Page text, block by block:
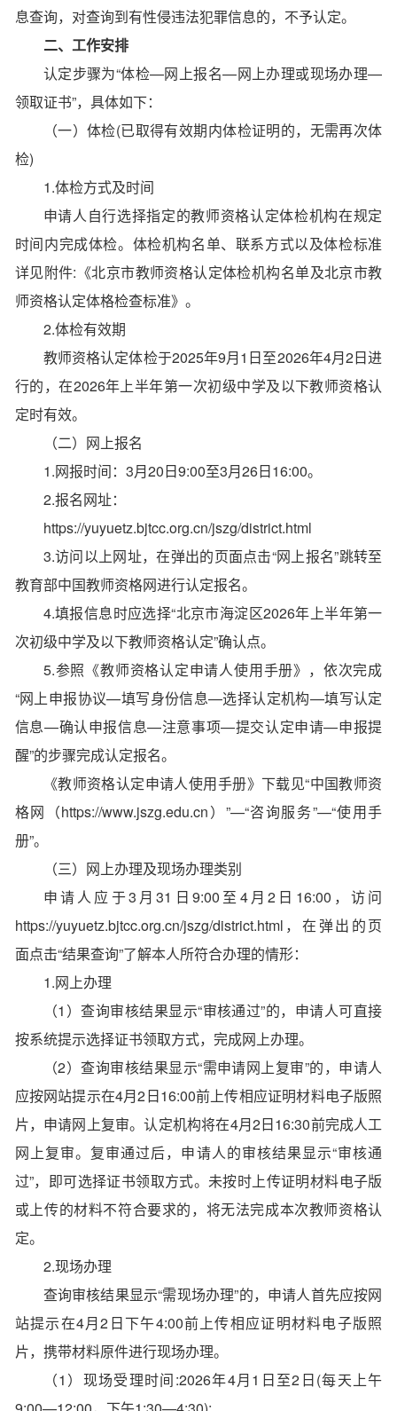
息查询，对查询到有性侵违法犯罪信息的，不予认定。
二、工作安排
认定步骤为“体检—网上报名—网上办理或现场办理—
领取证书”，具体如下：
（一）体检(已取得有效期内体检证明的，无需再次体
检)
1.体检方式及时间
申请人自行选择指定的教师资格认定体检机构在规定
时间内完成体检。体检机构名单、联系方式以及体检标准
详见附件:《北京市教师资格认定体检机构名单及北京市教
师资格认定体格检查标准》。
2.体检有效期
教师资格认定体检于2025年9月1日至2026年4月2日进
行的，在2026年上半年第一次初级中学及以下教师资格认
定时有效。
（二）网上报名
1.网报时间：3月20日9:00至3月26日16:00。
2.报名网址：
https://yuyuetz.bjtcc.org.cn/jszg/district.html
3.访问以上网址，在弹出的页面点击“网上报名”跳转至
教育部中国教师资格网进行认定报名。
4.填报信息时应选择“北京市海淀区2026年上半年第一
次初级中学及以下教师资格认定”确认点。
5.参照《教师资格认定申请人使用手册》，依次完成
“网上申报协议—填写身份信息—选择认定机构—填写认定
信息—确认申报信息—注意事项—提交认定申请—申报提
醒”的步骤完成认定报名。
《教师资格认定申请人使用手册》下载见“中国教师资
格网（https://www.jszg.edu.cn）”—“咨询服务”—“使用手
册”。
（三）网上办理及现场办理类别
申请人应于3月31日9:00至4月2日16:00，访问
https://yuyuetz.bjtcc.org.cn/jszg/district.html，在弹出的页
面点击“结果查询”了解本人所符合办理的情形：
1.网上办理
（1）查询审核结果显示“审核通过”的，申请人可直接
按系统提示选择证书领取方式，完成网上办理。
（2）查询审核结果显示“需申请网上复审”的，申请人
应按网站提示在4月2日16:00前上传相应证明材料电子版照
片，申请网上复审。认定机构将在4月2日16:30前完成人工
网上复审。复审通过后，申请人的审核结果显示“审核通
过”，即可选择证书领取方式。未按时上传证明材料电子版
或上传的材料不符合要求的，将无法完成本次教师资格认
定。
2.现场办理
查询审核结果显示“需现场办理”的，申请人首先应按网
站提示在4月2日下午4:00前上传相应证明材料电子版照
片，携带材料原件进行现场办理。
（1）现场受理时间:2026年4月1日至2日(每天上午